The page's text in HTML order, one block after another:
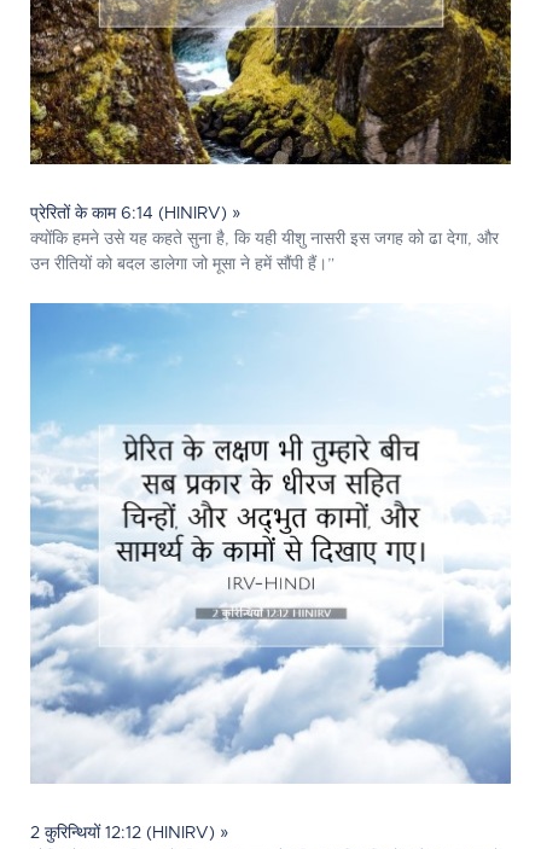
प्रेरितों के काम 6:14 (HINIRV) »
क्योंकि हमने उसे यह कहते सुना है, कि यही यीशु नासरी इस जगह को ढा देगा, और
उन रीतियों को बदल डालेगा जो मूसा ने हमें सौंपी हैं।”
2 कुरिन्थियों 12:12 (HINIRV) »